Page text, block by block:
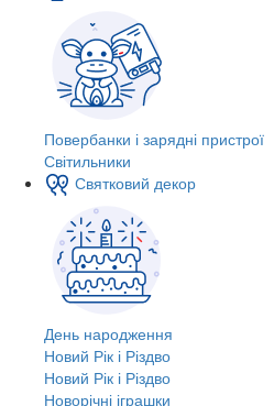
Повербанки і зарядні пристрої
Світильники
Святковий декор
День народження
Новий Рік і Різдво
Новий Рік і Різдво
Новорічні іграшки